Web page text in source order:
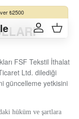
₺2500
Account Cart
FSF Tekstil İthalat
Ltd. dilediği
güncelleme yetkisini
hüküm ve şartlara